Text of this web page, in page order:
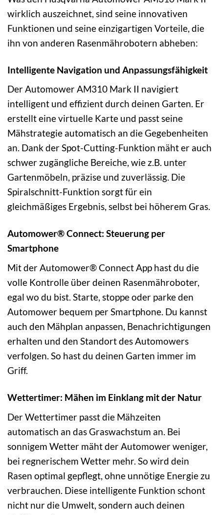
wirklich auszeichnet, sind seine innovativen
Funktionen und seine einzigartigen Vorteile, die
ihn von anderen Rasenmährobotern abheben:
Intelligente Navigation und Anpassungsfähigkeit
Der Automower AM310 Mark II navigiert
intelligent und effizient durch deinen Garten. Er
erstellt eine virtuelle Karte und passt seine
Mähstrategie automatisch an die Gegebenheiten
an. Dank der Spot-Cutting-Funktion mäht er auch
schwer zugängliche Bereiche, wie z.B. unter
Gartenmöbeln, präzise und zuverlässig. Die
Spiralschnitt-Funktion sorgt für ein
gleichmäßiges Ergebnis, selbst bei höherem Gras.
Automower® Connect: Steuerung per
Smartphone
Mit der Automower® Connect App hast du die
volle Kontrolle über deinen Rasenmähroboter,
egal wo du bist. Starte, stoppe oder parke den
Automower bequem per Smartphone. Du kannst
auch den Mähplan anpassen, Benachrichtigungen
erhalten und den Standort des Automowers
verfolgen. So hast du deinen Garten immer im
Griff.
Wettertimer: Mähen im Einklang mit der Natur
Der Wettertimer passt die Mähzeiten
automatisch an das Graswachstum an. Bei
sonnigem Wetter mäht der Automower weniger,
bei regnerischem Wetter mehr. So wird dein
Rasen optimal gepflegt, ohne unnötige Energie zu
verbrauchen. Diese intelligente Funktion schont
nicht nur die Umwelt, sondern auch deinen